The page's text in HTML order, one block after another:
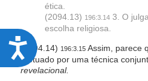
A
c
ética.
(2094.13) 196:3.143. O
escolha religiosa.
(2094.14) 196:3.15Assim, parece
efetuado por uma técnica
revelacional.